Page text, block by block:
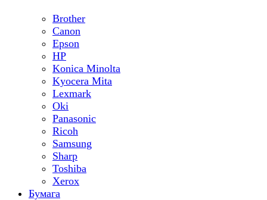
Brother
Canon
Epson
HP
Konica Minolta
Kyocera Mita
Lexmark
Oki
Panasonic
Ricoh
Samsung
Sharp
Toshiba
Xerox
Бумага